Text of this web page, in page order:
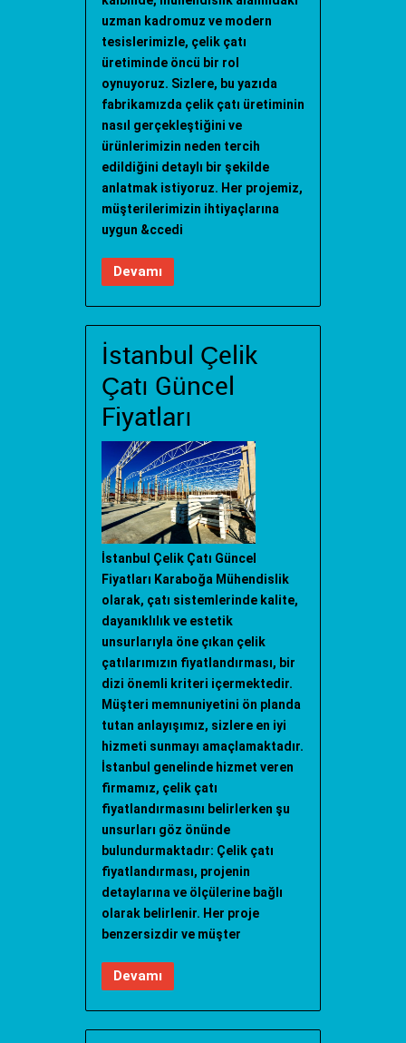
uzman kadromuz ve modern
tesislerimizle, çelik çatı
üretiminde öncü bir rol
oynuyoruz. Sizlere, bu yazıda
fabrikamızda çelik çatı üretiminin
nasıl gerçekleştiğini ve
ürünlerimizin neden tercih
edildiğini detaylı bir şekilde
anlatmak istiyoruz. Her projemiz,
müşterilerimizin ihtiyaçlarına
uygun &ccedi
Devamı
İstanbul Çelik
Çatı Güncel
Fiyatları
İstanbul Çelik Çatı Güncel
Fiyatları Karaboğa Mühendislik
olarak, çatı sistemlerinde kalite,
dayanıklılık ve estetik
unsurlarıyla öne çıkan çelik
çatılarımızın fiyatlandırması, bir
dizi önemli kriteri içermektedir.
Müşteri memnuniyetini ön planda
tutan anlayışımız, sizlere en iyi
hizmeti sunmayı amaçlamaktadır.
İstanbul genelinde hizmet veren
firmamız, çelik çatı
fiyatlandırmasını belirlerken şu
unsurları göz önünde
bulundurmaktadır: Çelik çatı
fiyatlandırması, projenin
detaylarına ve ölçülerine bağlı
olarak belirlenir. Her proje
benzersizdir ve müşter
Devamı